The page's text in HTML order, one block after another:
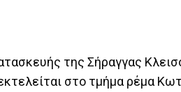
της Σήραγγας
στο τμήμα ρέμα